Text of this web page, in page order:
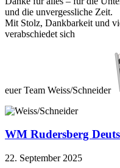
und die unvergessliche Zeit.
Mit Stolz, Dankbarkeit und
verabschiedet sich
euer Team Weiss/Schneider
WM Rudersberg
22. September 2025